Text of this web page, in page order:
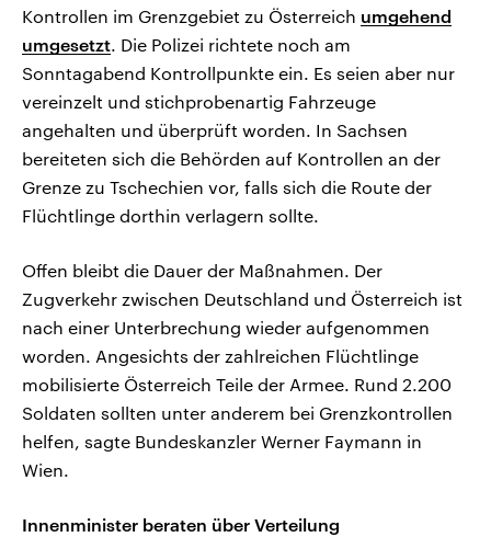
Kontrollen im Grenzgebiet zu Österreich umgehend
umgesetzt. Die Polizei richtete noch am
Sonntagabend Kontrollpunkte ein. Es seien aber nur
vereinzelt und stichprobenartig Fahrzeuge
angehalten und überprüft worden. In Sachsen
bereiteten sich die Behörden auf Kontrollen an der
Grenze zu Tschechien vor, falls sich die Route der
Flüchtlinge dorthin verlagern sollte.
Offen bleibt die Dauer der Maßnahmen. Der
Zugverkehr zwischen Deutschland und Österreich ist
nach einer Unterbrechung wieder aufgenommen
worden. Angesichts der zahlreichen Flüchtlinge
mobilisierte Österreich Teile der Armee. Rund 2.200
Soldaten sollten unter anderem bei Grenzkontrollen
helfen, sagte Bundeskanzler Werner Faymann in
Wien.
Innenminister beraten über Verteilung